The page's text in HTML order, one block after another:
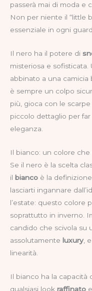
passerà mai di moda e
Non per niente il “little
essenziale in ogni
Il nero ha il potere di
misteriosa e
abbinato a una camicia
è sempre un colpo
più, gioca con le
piccolo dettaglio per
eleganza.
Il bianco: un colore
Se il nero è la scelta
il bianco è la
lasciarti ingannare
l’estate: questo colore
soprattutto in inverno.
candido che scivola su
assolutamente luxury,
linearità.
Il bianco ha la capacità
qualsiasi look raffinato